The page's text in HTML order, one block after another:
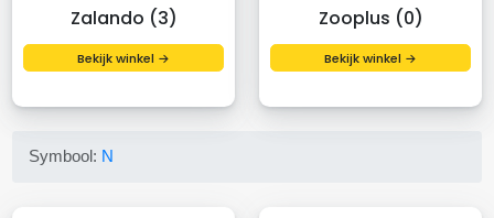
Zalando (3)
Bekijk winkel →
Zooplus (0)
Bekijk winkel →
Symbool: N